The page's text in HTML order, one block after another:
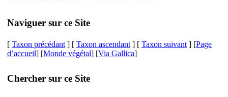
Naviguer sur ce Site
[ Taxon précédant ] [ Taxon ascendant ] [ Taxon suivant ] [Page
d’accueil] [Monde végétal] [Via Gallica]
Chercher sur ce Site